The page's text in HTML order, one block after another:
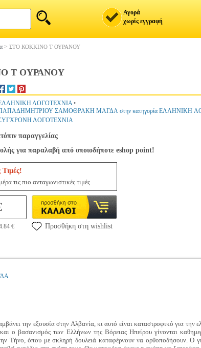
Αγορά
χωρίς εγγραφή
> ΣΤΟ ΚΟΚΚΙΝΟ Τ ΟΥΡΑΝΟΥ
Τ ΟΥΡΑΝΟΥ
ΛΟΓΟΤΕΧΝΙΑ•
ΣΑΜΟΘΡΑΚΗ ΜΑΓΔΑ στην κατηγορία ΕΛΛΗΝΙΚΗ
ΛΟΓΟΤΕΧΝΙΑ
παραγγελίας
για παραλαβή από οποιοδήποτε eshop point!
τις πιο ανταγωνιστικές τιμές
€ Προσθήκη στη wishlist
την εξουσία στην Αλβανία, κι αυτό είναι καταστροφικό για την
ο βασανισμός των Ελλήνων της Βόρειας Ηπείρου γίνονται
Τήνο, όπου με σκληρή δουλειά καταφέρνουν να ορθοποδήσουν. Ο